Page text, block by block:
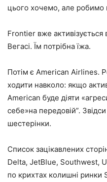
цього хочемо, але
Frontier вже активізується
Вегасі. Їм потрібна їжа.
Потім є American Airlines.
ходити навколо: якщо
American буде діяти
себе»на передовій”.
шестерінки.
Список зацікавлених
Delta, JetBlue, Southwest,
по крихтах колишні